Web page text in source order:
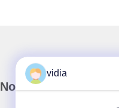
Notre newsletter
vidia